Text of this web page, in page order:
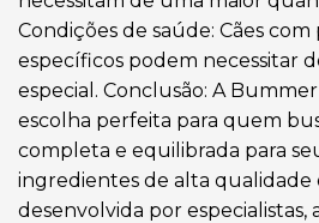
Condições de saúde: Cães
específicos podem necessitar
especial. Conclusão: A
escolha perfeita para quem
completa e equilibrada para
ingredientes de alta
desenvolvida por